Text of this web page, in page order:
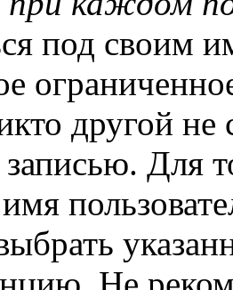
под своим
другой не
Для